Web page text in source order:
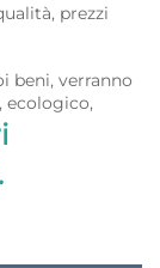
prezzi
beni, verranno
ecologico,